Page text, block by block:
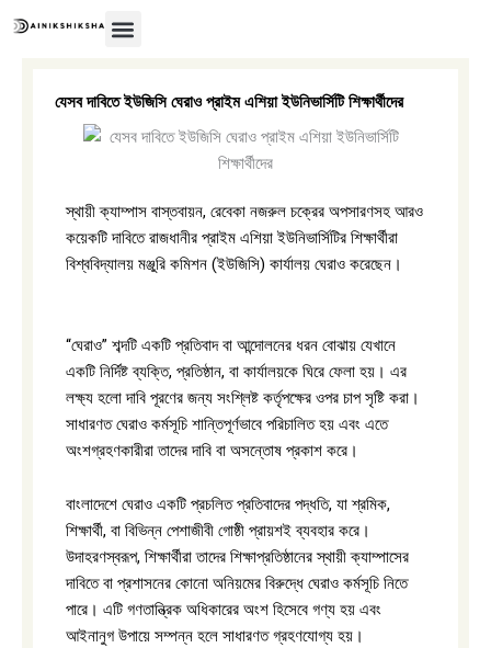
to
যেসব দাবিতে ইউজিসি ঘেরাও প্রাইম এশিয়া ইউনিভার্সিটি শিক্ষার্থীদের
স্থায়ী ক্যাম্পাস বাস্তবায়ন, রেবেকা নজরুল চক্রের অপসারণসহ আরও
কয়েকটি দাবিতে রাজধানীর প্রাইম এশিয়া ইউনিভার্সিটির শিক্ষার্থীরা
বিশ্ববিদ্যালয় মঞ্জুরি কমিশন (ইউজিসি) কার্যালয় ঘেরাও করেছেন।
“ঘেরাও” শব্দটি একটি প্রতিবাদ বা আন্দোলনের ধরন বোঝায় যেখানে
একটি নির্দিষ্ট ব্যক্তি, প্রতিষ্ঠান, বা কার্যালয়কে ঘিরে ফেলা হয়। এর
লক্ষ্য হলো দাবি পূরণের জন্য সংশ্লিষ্ট কর্তৃপক্ষের ওপর চাপ সৃষ্টি করা।
সাধারণত ঘেরাও কর্মসূচি শান্তিপূর্ণভাবে পরিচালিত হয় এবং এতে
অংশগ্রহণকারীরা তাদের দাবি বা অসন্তোষ প্রকাশ করে।
বাংলাদেশে ঘেরাও একটি প্রচলিত প্রতিবাদের পদ্ধতি, যা শ্রমিক,
শিক্ষার্থী, বা বিভিন্ন পেশাজীবী গোষ্ঠী প্রায়শই ব্যবহার করে।
উদাহরণস্বরূপ, শিক্ষার্থীরা তাদের শিক্ষাপ্রতিষ্ঠানের স্থায়ী ক্যাম্পাসের
দাবিতে বা প্রশাসনের কোনো অনিয়মের বিরুদ্ধে ঘেরাও কর্মসূচি নিতে
পারে। এটি গণতান্ত্রিক অধিকারের অংশ হিসেবে গণ্য হয় এবং
আইনানুগ উপায়ে সম্পন্ন হলে সাধারণত গ্রহণযোগ্য হয়।